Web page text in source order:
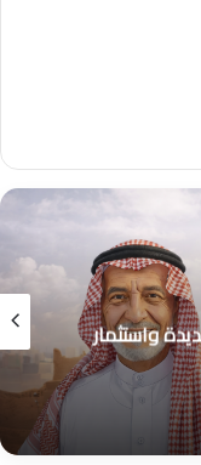
تناسب الجميع